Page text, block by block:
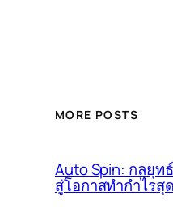
MORE POSTS
Auto Spin: กลยุ
สู่โอกาสทำกำไรสุ